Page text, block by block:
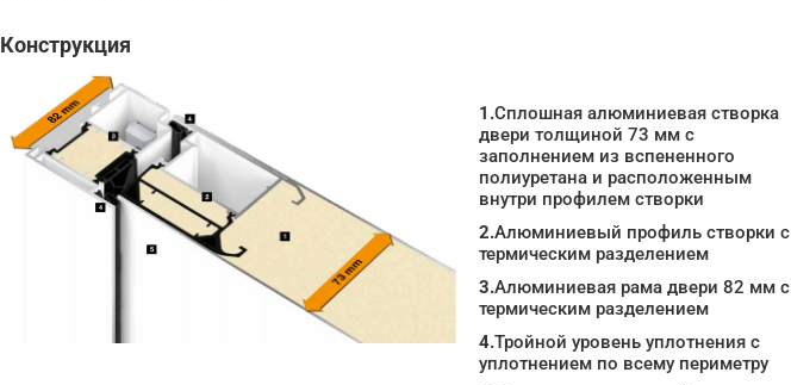
Конструкция
1.Сплошная алюминиевая створка
двери толщиной 73 мм с
заполнением из вспененного
полиуретана и расположенным
внутри профилем створки
2.Алюминиевый профиль створки с
термическим разделением
3.Алюминиевая рама двери 82 мм с
термическим разделением
4.Тройной уровень уплотнения с
уплотнением по всему периметру